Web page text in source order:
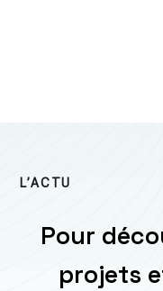
L’ACTU
Pour
projets